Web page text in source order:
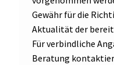
Gewähr für die
Aktualität der
Für verbindliche
Beratung